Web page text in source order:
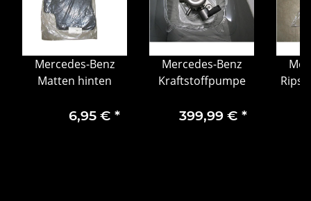
Mercedes-Benz
Matten hinten
6,95 € *
Mercedes-Benz
Kraftstoffpumpe
399,99 € *